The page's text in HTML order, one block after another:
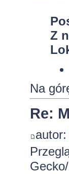
Z
Na
Re:
autor: